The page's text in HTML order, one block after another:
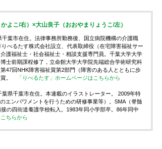
よこ/右）×大山良子（おおやまりょうこ/左）
千葉市在住。法律事務所勤務後、国立病院機構の介護職
りべるたす株式会社設立、代表取締役（在宅障害福祉サー
護福祉士・社会福祉士・相談支援専門員。千葉大学大学
士前期課程修了，立命館大学大学院先端総合学術研究科
47回NHK障害福祉賞第2部門（障害のある人とともに歩
賞。
「りべるたす」ホームページはこちらから
葉県千葉市在住。本連載のイラストレーター。 2009年特
エンパワメントを行うための研修事業等）。SMA（脊髄
の四街道養護学校転入。1983年同小学部卒。86年同中
ちらから